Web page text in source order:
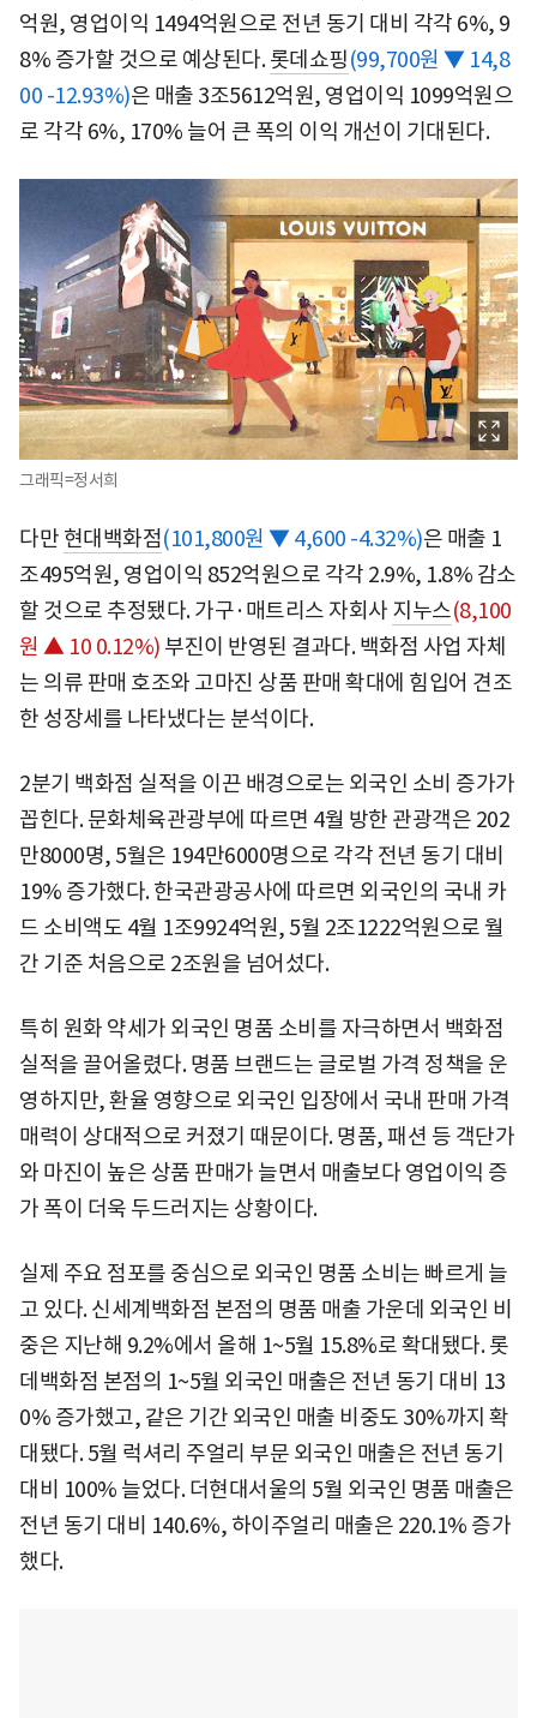
억원, 영업이익 1494억원으로 전년 동기 대비 각각 6%, 9
8% 증가할 것으로 예상된다.롯데쇼핑(99,700원 ▼ 14,8
00 -12.93%)은 매출 3조5612억원, 영업이익 1099억원으
로 각각 6%, 170% 늘어 큰 폭의 이익 개선이 기대된다.
그래픽=정서희
다만 현대백화점(101,800원 ▼ 4,600 -4.32%)은 매출 1
조495억원, 영업이익 852억원으로 각각 2.9%, 1.8% 감소
할 것으로 추정됐다. 가구·매트리스 자회사 지누스(8,100
원 ▲ 10 0.12%) 부진이 반영된 결과다. 백화점 사업 자체
는 의류 판매 호조와 고마진 상품 판매 확대에 힘입어 견조
한 성장세를 나타냈다는 분석이다.
2분기 백화점 실적을 이끈 배경으로는 외국인 소비 증가가
꼽힌다. 문화체육관광부에 따르면 4월 방한 관광객은 202
만8000명, 5월은 194만6000명으로 각각 전년 동기 대비
19% 증가했다. 한국관광공사에 따르면 외국인의 국내 카
드 소비액도 4월 1조9924억원, 5월 2조1222억원으로 월
간 기준 처음으로 2조원을 넘어섰다.
특히 원화 약세가 외국인 명품 소비를 자극하면서 백화점
실적을 끌어올렸다. 명품 브랜드는 글로벌 가격 정책을 운
영하지만, 환율 영향으로 외국인 입장에서 국내 판매 가격
매력이 상대적으로 커졌기 때문이다. 명품, 패션 등 객단가
와 마진이 높은 상품 판매가 늘면서 매출보다 영업이익 증
가 폭이 더욱 두드러지는 상황이다.
실제 주요 점포를 중심으로 외국인 명품 소비는 빠르게 늘
고 있다. 신세계백화점 본점의 명품 매출 가운데 외국인 비
중은 지난해 9.2%에서 올해 1~5월 15.8%로 확대됐다. 롯
데백화점 본점의 1~5월 외국인 매출은 전년 동기 대비 13
0% 증가했고, 같은 기간 외국인 매출 비중도 30%까지 확
대됐다. 5월 럭셔리 주얼리 부문 외국인 매출은 전년 동기
대비 100% 늘었다. 더현대서울의 5월 외국인 명품 매출은
전년 동기 대비 140.6%, 하이주얼리 매출은 220.1% 증가
했다.